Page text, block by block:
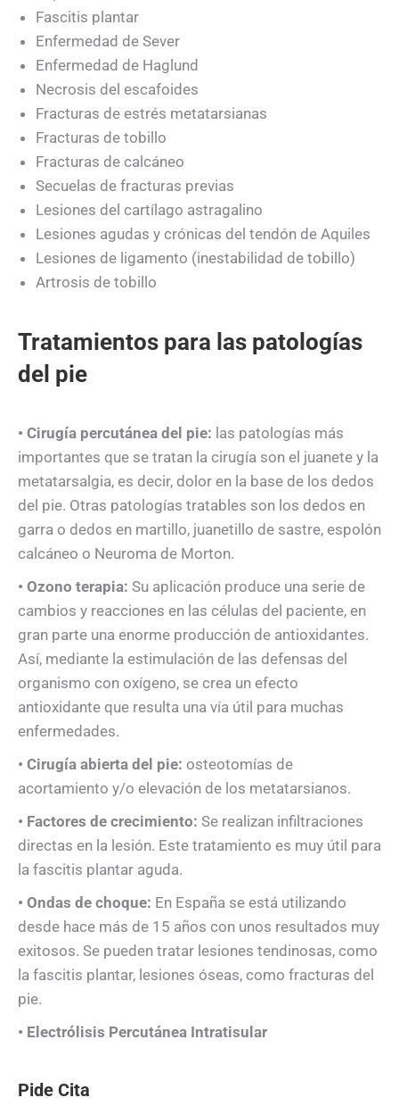
Fascitis plantar
Enfermedad de Sever
Enfermedad de Haglund
Necrosis del escafoides
Fracturas de estrés metatarsianas
Fracturas de tobillo
Fracturas de calcáneo
Secuelas de fracturas previas
Lesiones del cartílago astragalino
Lesiones agudas y crónicas del tendón de Aquiles
Lesiones de ligamento (inestabilidad de tobillo)
Artrosis de tobillo
Tratamientos para las patologías
del pie
• Cirugía percutánea del pie: las patologías más
importantes que se tratan la cirugía son el juanete y la
metatarsalgia, es decir, dolor en la base de los dedos
del pie. Otras patologías tratables son los dedos en
garra o dedos en martillo, juanetillo de sastre, espolón
calcáneo o Neuroma de Morton.
• Ozono terapia: Su aplicación produce una serie de
cambios y reacciones en las células del paciente, en
gran parte una enorme producción de antioxidantes.
Así, mediante la estimulación de las defensas del
organismo con oxígeno, se crea un efecto
antioxidante que resulta una vía útil para muchas
enfermedades.
• Cirugía abierta del pie: osteotomías de
acortamiento y/o elevación de los metatarsianos.
• Factores de crecimiento: Se realizan infiltraciones
directas en la lesión. Este tratamiento es muy útil para
la fascitis plantar aguda.
• Ondas de choque: En España se está utilizando
desde hace más de 15 años con unos resultados muy
exitosos. Se pueden tratar lesiones tendinosas, como
la fascitis plantar, lesiones óseas, como fracturas del
pie.
• Electrólisis Percutánea Intratisular
Pide Cita